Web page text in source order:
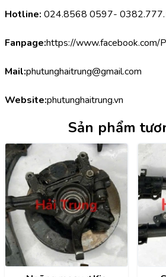
Hotline: 024.8568 0597-
Fanpage:https://www.facebook.com/
Mail:phutunghaitrung@gmail.com
Website:phutunghaitrung.vn
Sản phẩm